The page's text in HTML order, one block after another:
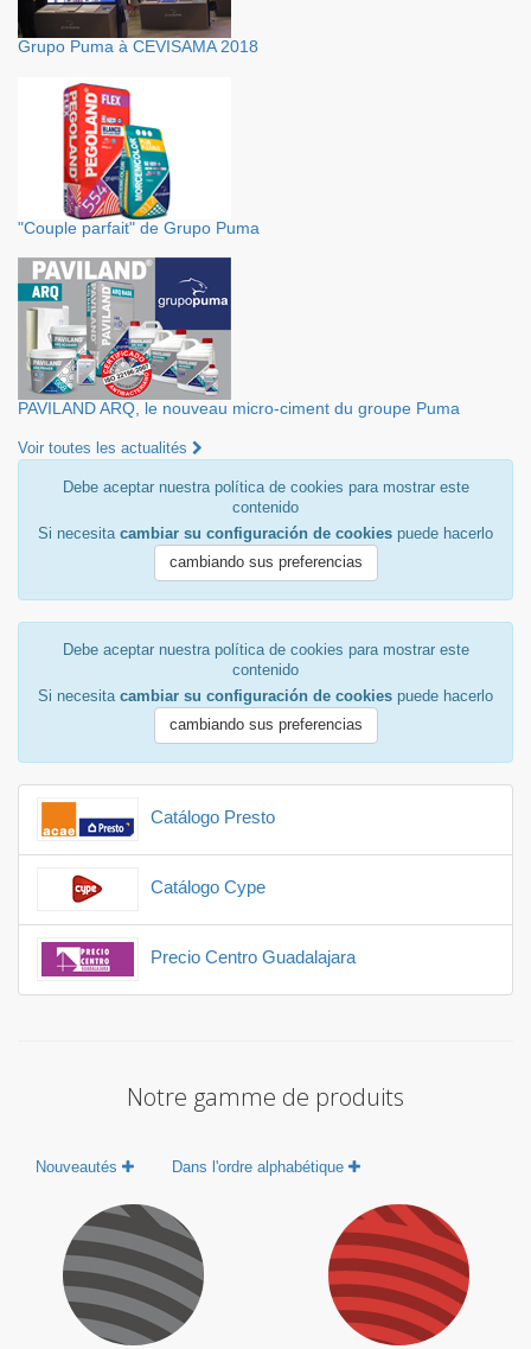
Grupo Puma à CEVISAMA 2018
"Couple parfait" de Grupo Puma
PAVILAND ARQ, le nouveau micro-ciment du groupe Puma
Voir toutes les actualités
Debe aceptar nuestra política de cookies para mostrar este
contenido
Si necesita cambiar su configuración de cookies puede hacerlo
cambiando sus preferencias
Debe aceptar nuestra política de cookies para mostrar este
contenido
Si necesita cambiar su configuración de cookies puede hacerlo
cambiando sus preferencias
Catálogo Presto
Catálogo Cype
Precio Centro Guadalajara
Notre gamme de produits
Nouveautés Dans l'ordre alphabétique